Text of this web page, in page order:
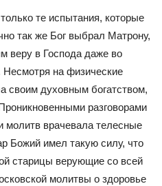
те испытания, которые
так же Бог выбрал Матрону,
веру в Господа даже во
Несмотря на физические
своим духовным богатством,
разговорами
врачевала телесные
Божий имел такую силу, что
старицы верующие со всей
молитвы о здоровье